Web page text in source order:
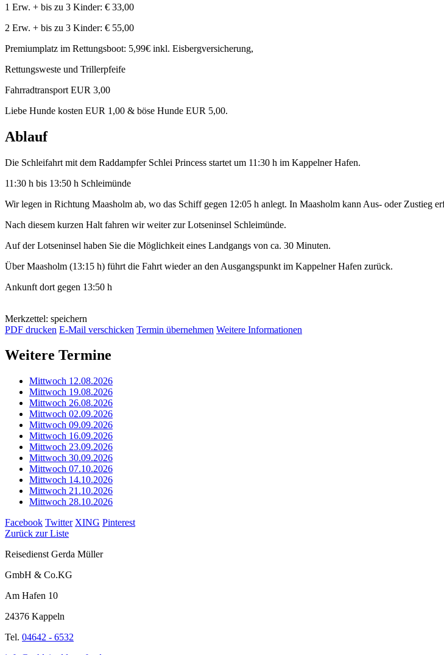
1 Erw. + bis zu 3 Kinder: € 33,00
2 Erw. + bis zu 3 Kinder: € 55,00
Premiumplatz im Rettungsboot: 5,99€ inkl. Eisbergversicherung,
Rettungsweste und Trillerpfeife
Fahrradtransport EUR 3,00
Liebe Hunde kosten EUR 1,00 & böse Hunde EUR 5,00.
Ablauf
Die Schleifahrt mit dem Raddampfer Schlei Princess startet um 11:30 h im Kappelner Hafen.
11:30 h bis 13:50 h Schleimünde
Wir legen in Richtung Maasholm ab, wo das Schiff gegen 12:05 h anlegt. In Maasholm kann Aus- oder Zustieg
Nach diesem kurzen Halt fahren wir weiter zur Lotseninsel Schleimünde.
Auf der Lotseninsel haben Sie die Möglichkeit eines Landgangs von ca. 30 Minuten.
Über Maasholm (13:15 h) führt die Fahrt wieder an den Ausgangspunkt im Kappelner Hafen zurück.
Ankunft dort gegen 13:50 h
Merkzettel: speichern
PDF drucken E-Mail verschicken Termin übernehmen Weitere Informationen
Weitere Termine
Mittwoch 12.08.2026
Mittwoch 19.08.2026
Mittwoch 26.08.2026
Mittwoch 02.09.2026
Mittwoch 09.09.2026
Mittwoch 16.09.2026
Mittwoch 23.09.2026
Mittwoch 30.09.2026
Mittwoch 07.10.2026
Mittwoch 14.10.2026
Mittwoch 21.10.2026
Mittwoch 28.10.2026
Facebook Twitter XING Pinterest
Zurück zur Liste
Reisedienst Gerda Müller
GmbH & Co.KG
Am Hafen 10
24376 Kappeln
Tel. 04642 - 6532